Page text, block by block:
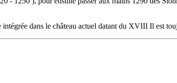
dans le château actuel datant du XVIII Il est